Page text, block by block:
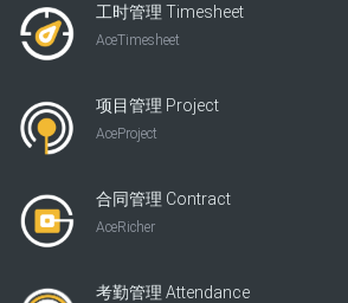
工时管理 Timesheet
AceTimesheet
项目管理 Project
AceProject
合同管理 Contract
AceRicher
考勤管理 Attendance